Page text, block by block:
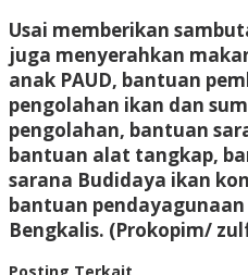
Usai memberikan
juga menyerahkan
anak PAUD, bantuan
pengolahan ikan dan
pengolahan, bantuan
bantuan alat tangkap,
sarana Budidaya ikan
bantuan
Bengkalis. (Prokopim/